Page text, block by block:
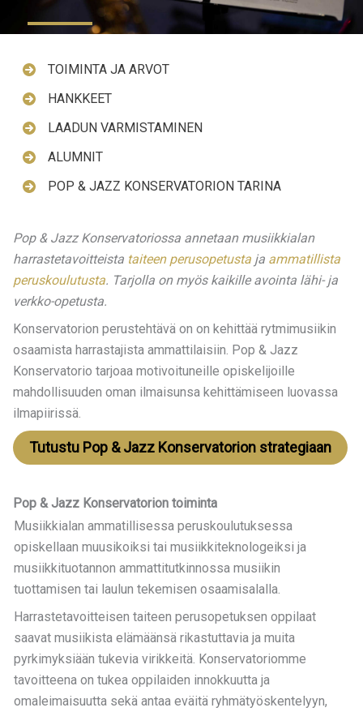
TOIMINTA JA ARVOT
HANKKEET
LAADUN VARMISTAMINEN
ALUMNIT
POP & JAZZ KONSERVATORION TARINA
Pop & Jazz Konservatoriossa annetaan musiikkialan
harrastetavoitteista taiteen perusopetusta ja ammatillista
peruskoulutusta. Tarjolla on myös kaikille avointa lähi- ja
verkko-opetusta.
Konservatorion perustehtävä on on kehittää rytmimusiikin
osaamista harrastajista ammattilaisiin. Pop & Jazz
Konservatorio tarjoaa motivoituneille opiskelijoille
mahdollisuuden oman ilmaisunsa kehittämiseen luovassa
ilmapiirissä.
Tutustu Pop & Jazz Konservatorion strategiaan
Pop & Jazz Konservatorion toiminta
Musiikkialan ammatillisessa peruskoulutuksessa
opiskellaan muusikoiksi tai musiikkiteknologeiksi ja
musiikkituotannon ammattitutkinnossa musiikin
tuottamisen tai laulun tekemisen osaamisalalla.
Harrastetavoitteisen taiteen perusopetuksen oppilaat
saavat musiikista elämäänsä rikastuttavia ja muita
pyrkimyksiään tukevia virikkeitä. Konservatoriomme
tavoitteena on tukea oppilaiden innokkuutta ja
omaleimaisuutta sekä antaa eväitä ryhmätyöskentelyyn,